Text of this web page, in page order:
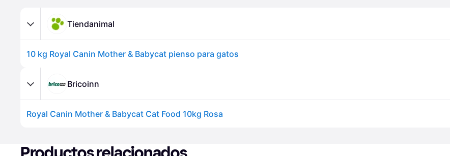
Tiendanimal
10 kg Royal Canin Mother & Babycat pienso para gatos
Bricoinn
Royal Canin Mother & Babycat Cat Food 10kg Rosa